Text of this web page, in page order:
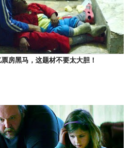
房黑马，这题材不要太大胆！